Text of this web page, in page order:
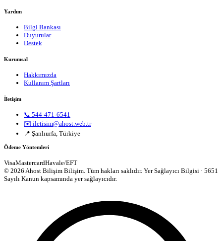
Yardım
Bilgi Bankası
Duyurular
Destek
Kurumsal
Hakkımızda
Kullanım Şartları
İletişim
📞 544-471-6541
✉️ iletisim@ahost.web.tr
📍 Şanlıurfa, Türkiye
Ödeme Yöntemleri
VisaMastercardHavale/EFT
© 2026 Ahost Bilişim Bilişim. Tüm hakları saklıdır. Yer Sağlayıcı Bilgisi · 5651
Sayılı Kanun kapsamında yer sağlayıcıdır.